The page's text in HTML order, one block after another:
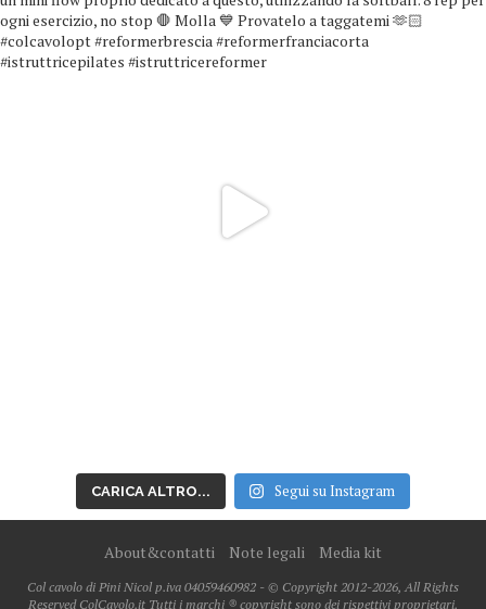
CARICA ALTRO... Segui su Instagram
About&contatti Note legali Media kit
Col cavolo di Pini Nicol p.iva 04059460982 - © Copyright 2012-2026, All Rights
Reserved ColCavolo.it Tutti i marchi ® copyright sono dei rispettivi proprietari.